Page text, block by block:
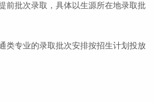
前批次录取，具体以生源所在地录取批
类专业的录取批次安排按招生计划投放